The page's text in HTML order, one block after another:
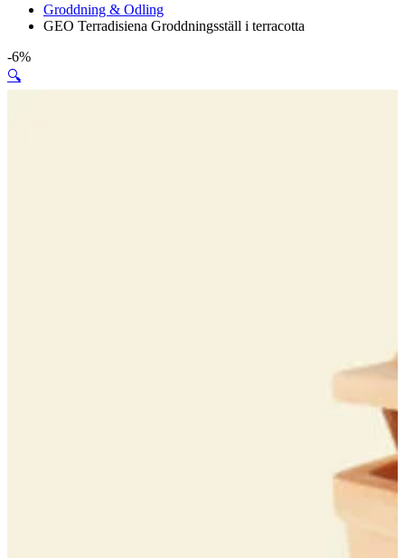
Groddning & Odling
GEO Terradisiena Groddningsställ i terracotta
-6%
🔍